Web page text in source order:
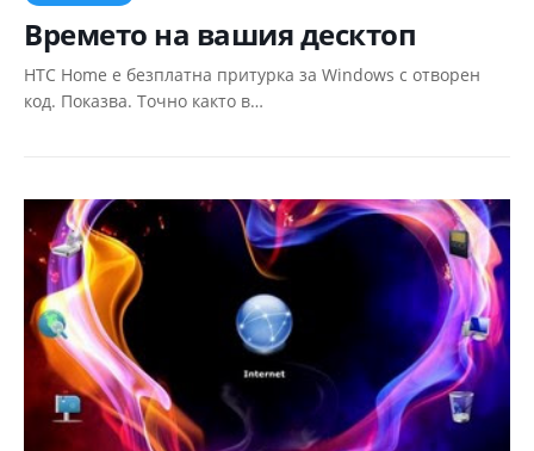
Времето на вашия десктоп
HTC Home е безплатна притурка за Windows с отворен
код. Показва. Точно както в…